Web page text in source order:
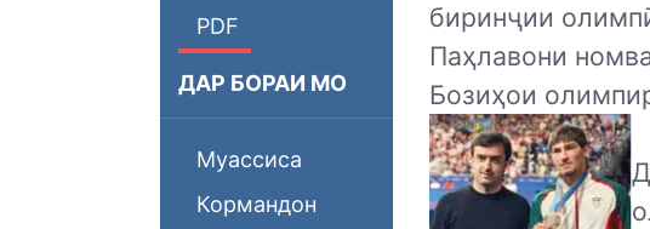
PDF
ДАР БОРАИ МО
Муассиса
Кормандон
биринҷии
Паҳлавони
Бозиҳои